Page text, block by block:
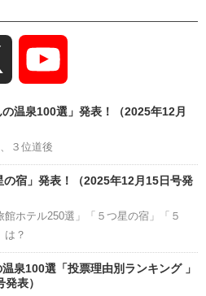
Channel
温泉100選」発表！（2025年12月
３位道後
宿」発表！（2025年12月15日号発
ホテル250選」「５つ星の宿」「５
は？
泉100選「投票理由別ランキング 」
表）